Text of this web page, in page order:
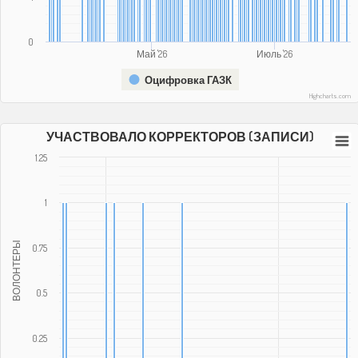
Май '26 Июль '26
0
Оцифровка ГАЗК
Highcharts.com
ВОЛОНТЕРЫ
УЧАСТВОВАЛО КОРРЕКТОРОВ (ЗАПИСИ)
0.25
0.5
0.75
1
1.25